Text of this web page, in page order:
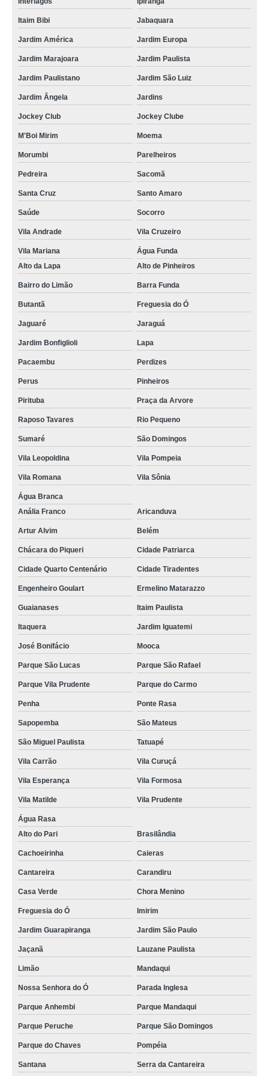
lembrancinha de casamento diferentes São José dos Campos
lembrancinha de casamento barata valor Sumaré
lembrancinha de casamento baratas Freguesia do Ó
encomendar lembrancinhas de casamento simples Jardim Paulista
valor de lembrancinha de casamento barata Jacareí
lembrancinha de casamento simples Ibirapuera
valor de lembrancinhas de casamento baratas Vila Carrão
lembrancinha casamento Vila Mariana
valor de lembrancinhas de casamento pequenas Caieras
lembrancinhas de casamento pequenas Jockey Clube
lembrancinhas para padrinhos de casamento Lauzane Paulista
valor de lembrancinhas simples de casamento Parque São Rafael
lembrancinhas de casamento pequenas melhor preço São Carlos
valor de lembrancinhas de casamento para convidados Louveira
lembrancinhas simples de casamento melhor preço Alto do Pari
lembrancinhas para casamento Campo Belo
lembrancinhas de casamento para padrinhos Piracicaba
lembrancinha de casamento diferentes Jaçanã
encomendar lembrancinha de casamento barata Parque São Domingos
valor de lembrancinhas casamento personalizada Saúde
lembrancinha de casamento barata melhor preço Piracicaba
lembrancinhas simples de casamento Água Rasa
lembrancinhas de casamento diferentes melhor preço Cidade Dutra
valor de lembrancinhas de casamento simples Indaiatuba
valor de lembrancinhas de casamento diferentes Santa Cruz
lembrancinha casamento personalizada Cidade Quarto Centenário
lembrancinhas para casamento melhor preço Imirim
lembrancinhas de casamento pequenas Itaim Paulista
valor de lembrancinhas casamento Tatuapé
encomendar lembrancinhas de casamento baratas Jardim Marajoara
lembrancinha de casamento para convidados Jardim São Paulo
lembrancinhas de casamento para padrinhos Jabaquara
lembrancinhas casamento personalizada melhor preço Santa Cruz
valor de lembrancinhas para casamento Jardim América
valor de lembrancinhas de casamento para padrinhos Ermelino Matarazzo
lembrancinhas para padrinhos de casamento melhor preço Parque São
Domingos
lembrancinhas de casamento baratas melhor preço Atibaia
lembrancinha casamento personalizada Jardim Paulistano
encomendar lembrancinhas casamento personalizada Vila Guilherme
encomendar lembrancinhas de casamento pequenas Engenheiro Goulart
valor de lembrancinhas casamento São Miguel Paulista
lembrancinha para padrinhos de casamento Mooca
Itaim Bibi Jabaquara
Jardim América Jardim Europa
Jardim Marajoara Jardim Paulista
Jardim Paulistano Jardim São Luiz
Jardim Ângela Jardins
Jockey Club Jockey Clube
M'Boi Mirim Moema
Morumbi Parelheiros
Pedreira Sacomã
Santa Cruz Santo Amaro
Saúde Socorro
Vila Andrade Vila Cruzeiro
Vila Mariana
Água Funda
Alto da Lapa
Alto de Pinheiros
Bairro do Limão Barra Funda
Butantã Freguesia do Ó
Jaguaré Jaraguá
Jardim Bonfiglioli Lapa
Pacaembu Perdizes
Perus Pinheiros
Pirituba Praça da Arvore
Raposo Tavares Rio Pequeno
Sumaré São Domingos
Vila Leopoldina Vila Pompeia
Vila Romana Vila Sônia
Água Branca
Anália Franco
Aricanduva
Artur Alvim Belém
Chácara do Piqueri Cidade Patriarca
Cidade Quarto Centenário Cidade Tiradentes
Engenheiro Goulart Ermelino Matarazzo
Guaianases Itaim Paulista
Itaquera Jardim Iguatemi
José Bonifácio Mooca
Parque São Lucas Parque São Rafael
Parque Vila Prudente Parque do Carmo
Penha Ponte Rasa
Sapopemba São Mateus
São Miguel Paulista Tatuapé
Vila Carrão Vila Curuçá
Vila Esperança Vila Formosa
Vila Matilde Vila Prudente
Água Rasa
Alto do Pari
Brasilândia
Cachoeirinha Caieras
Cantareira Carandiru
Casa Verde Chora Menino
Freguesia do Ó Imirim
Jardim Guarapiranga Jardim São Paulo
Jaçanã Lauzane Paulista
Limão Mandaqui
Nossa Senhora do Ó Parada Inglesa
Parque Anhembi Parque Mandaqui
Parque Peruche Parque São Domingos
Parque do Chaves Pompéia
Santana Serra da Cantareira